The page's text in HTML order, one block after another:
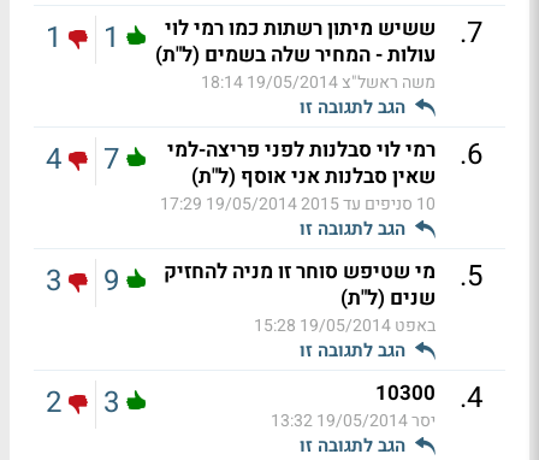
7
.
ששיש מיתון רשתות כמו רמי לוי
עולות - המחיר שלה בשמים (ל"ת)
משה ראשל"צ19/05/2014 18:14
הגב לתגובה זו
1
1
6
.
רמי לוי סבלנות לפני פריצה-למי
שאין סבלנות אני אוסף (ל"ת)
10 סניפים עד 2015 19/05/2014 17:29
הגב לתגובה זו
7
4
5
.
מי שטיפש סוחר זו מניה להחזיק
שנים (ל"ת)
באפט19/05/2014 15:28
הגב לתגובה זו
9
3
4
.
10300
יסר19/05/2014 13:32
הגב לתגובה זו
3
2